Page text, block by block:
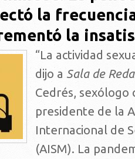
la
la
“La actividad
dijo a Sala de
Cedrés, sexólogo
presidente de la
Internacional de
(AISM). La